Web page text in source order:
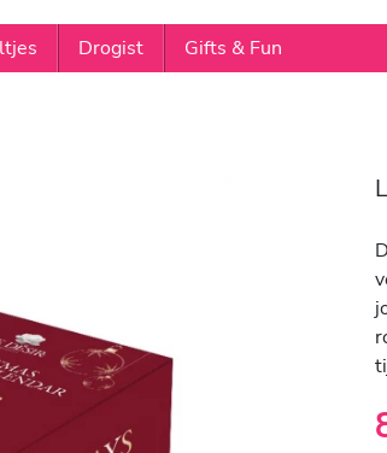
Drogist Gifts & Fun